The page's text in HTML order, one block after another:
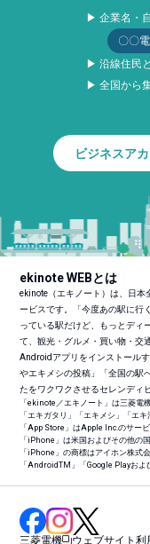
▶ 企業名・
〇〇
▶ 沿線住民
▶ 全国から
ビジネスア
ekinote WEBとは
ekinote（エキノート）は、日
ービスです。「今度あの駅に行
っている駅だけど、もっとディ
て、観光・グルメ・買い物・交
Androidアプリをインストール
やエキメシの投稿」「全国の駅
たをワクワクさせるセレンディ
「ekinote／エキノート」は三菱電
「エキガタリ」「エキメシ」「エ
「App Store」はApple Inc.のサービ
「iPhone」は米国およびその他の
「iPhone」の商標はアイホン株式
「AndroidTM 」「Google Playおよ
三菱電機 ウェブサイト利